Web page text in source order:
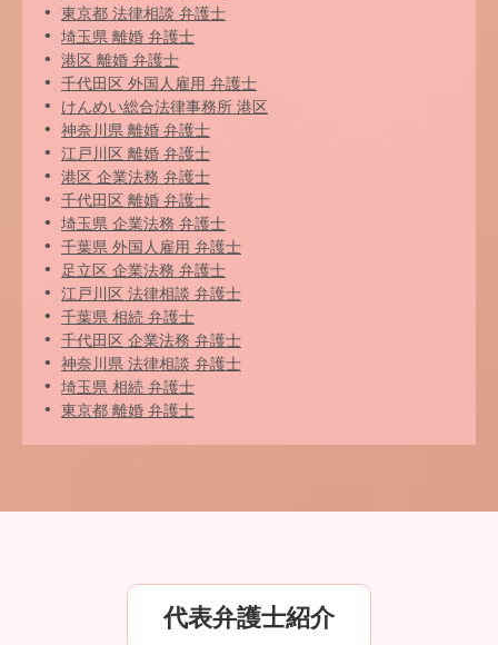
東京都 法律相談 弁護士
埼玉県 離婚 弁護士
港区 離婚 弁護士
千代田区 外国人雇用 弁護士
けんめい総合法律事務所 港区
神奈川県 離婚 弁護士
江戸川区 離婚 弁護士
港区 企業法務 弁護士
千代田区 離婚 弁護士
埼玉県 企業法務 弁護士
千葉県 外国人雇用 弁護士
足立区 企業法務 弁護士
江戸川区 法律相談 弁護士
千葉県 相続 弁護士
千代田区 企業法務 弁護士
神奈川県 法律相談 弁護士
埼玉県 相続 弁護士
東京都 離婚 弁護士
代表弁護士紹介